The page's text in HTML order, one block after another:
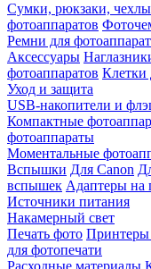
Сумки, рюкзаки, чехлы
фотоаппаратов
Ремни для
Аксессуары
фотоаппаратов Клетки
Уход и защита
USB-накопители и
Компактные
фотоаппараты
Моментальные
Вспышки Для Canon
вспышек Адаптеры на
Источники питания
Накамерный свет
Печать фото Принтеры
для фотопечати
Расходные материалы